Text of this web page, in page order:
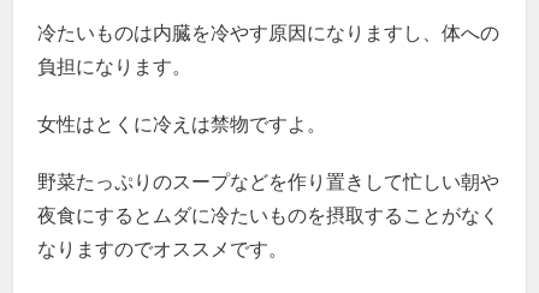
冷たいものは内臓を冷やす原因になりますし、体への
負担になります。
女性はとくに冷えは禁物ですよ。
野菜たっぷりのスープなどを作り置きして忙しい朝や
夜食にするとムダに冷たいものを摂取することがなく
なりますのでオススメです。